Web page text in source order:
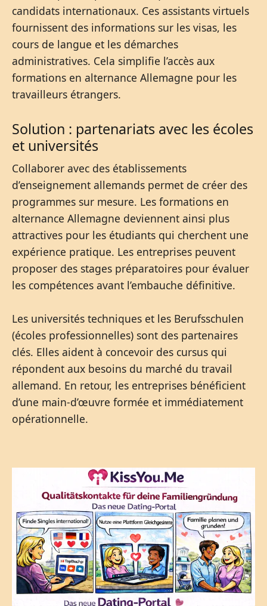
candidats internationaux. Ces assistants virtuels
fournissent des informations sur les visas, les
cours de langue et les démarches
administratives. Cela simplifie l’accès aux
formations en alternance Allemagne pour les
travailleurs étrangers.
Solution : partenariats avec les écoles
et universités
Collaborer avec des établissements
d’enseignement allemands permet de créer des
programmes sur mesure. Les formations en
alternance Allemagne deviennent ainsi plus
attractives pour les étudiants qui cherchent une
expérience pratique. Les entreprises peuvent
proposer des stages préparatoires pour évaluer
les compétences avant l’embauche définitive.
Les universités techniques et les Berufsschulen
(écoles professionnelles) sont des partenaires
clés. Elles aident à concevoir des cursus qui
répondent aux besoins du marché du travail
allemand. En retour, les entreprises bénéficient
d’une main-d’œuvre formée et immédiatement
opérationnelle.